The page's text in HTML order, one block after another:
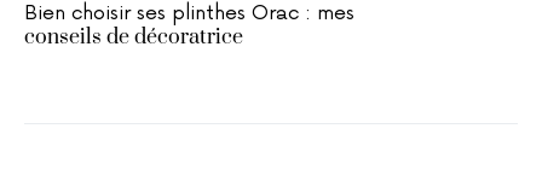
Bien choisir ses plinthes Orac : mes
conseils de décoratrice